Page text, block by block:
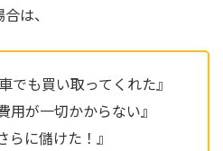
は、
でも買い取ってくれた』
用が一切かからない』
らに儲けた！』